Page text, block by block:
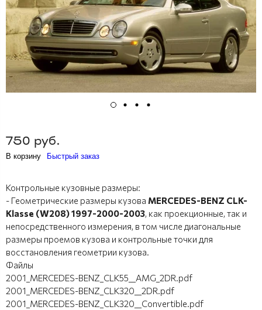
750 руб.
В корзину Быстрый заказ
Контрольные кузовные размеры:
- Геометрические размеры кузова MERCEDES-BENZ CLK-
Klasse (W208) 1997-2000-2003, как проекционные, так и
непосредственного измерения, в том числе диагональные
размеры проемов кузова и контрольные точки для
восстановления геометрии кузова.
Файлы
2001_MERCEDES-BENZ_CLK55__AMG_2DR.pdf
2001_MERCEDES-BENZ_CLK320__2DR.pdf
2001_MERCEDES-BENZ_CLK320__Convertible.pdf